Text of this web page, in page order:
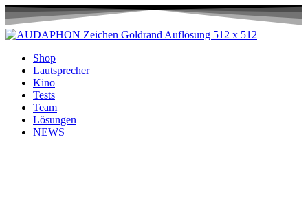
Shop
Lautsprecher
Kino
Tests
Team
Lösungen
NEWS